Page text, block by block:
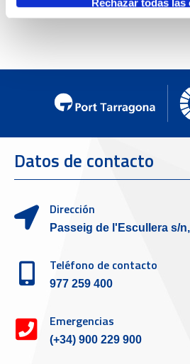
Datos de contacto
Dirección
Passeig de l'Escullera s/
Teléfono de contacto
977 259 400
Emergencias
(+34) 900 229 900